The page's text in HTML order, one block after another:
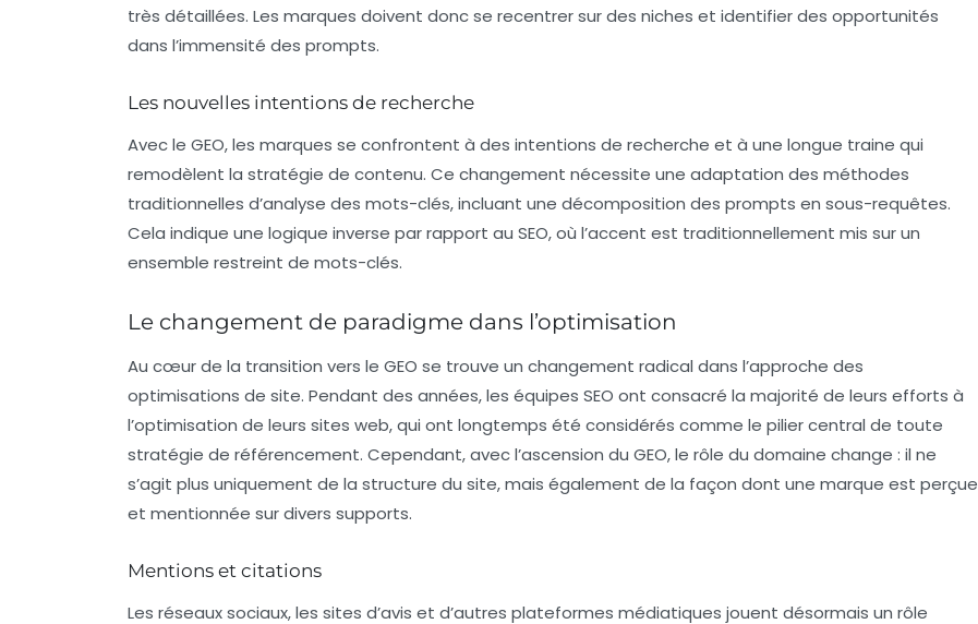
très détaillées. Les marques doivent donc se recentrer sur des niches et identifier des opportunités
dans l’immensité des prompts.
Les nouvelles intentions de recherche
Avec le GEO, les marques se confrontent à des intentions de recherche et à une longue traine qui
remodèlent la stratégie de contenu. Ce changement nécessite une adaptation des méthodes
traditionnelles d’analyse des mots-clés, incluant une décomposition des prompts en sous-requêtes.
Cela indique une logique inverse par rapport au SEO, où l’accent est traditionnellement mis sur un
ensemble restreint de mots-clés.
Le changement de paradigme dans l’optimisation
Au cœur de la transition vers le GEO se trouve un changement radical dans l’approche des
optimisations de site. Pendant des années, les équipes SEO ont consacré la majorité de leurs efforts à
l’optimisation de leurs sites web, qui ont longtemps été considérés comme le pilier central de toute
stratégie de référencement. Cependant, avec l’ascension du GEO, le rôle du domaine change : il ne
s’agit plus uniquement de la structure du site, mais également de la façon dont une marque est perçue
et mentionnée sur divers supports.
Mentions et citations
Les réseaux sociaux, les sites d’avis et d’autres plateformes médiatiques jouent désormais un rôle